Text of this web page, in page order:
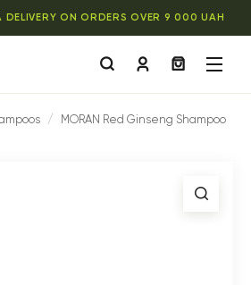
DELIVERY ON ORDERS OVER 9 000 UAH
/ MORAN Red Ginseng Shampoo